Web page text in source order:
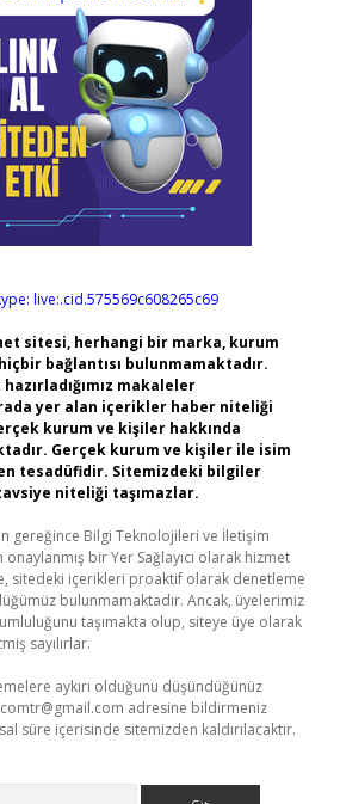
live:.cid.575569c608265c69
sitesi, herhangi bir marka, kurum
bağlantısı bulunmamaktadır.
makaleler
yer alan içerikler haber niteliği
kurum ve kişiler hakkında
Gerçek kurum ve kişiler ile isim
tesadüfidir. Sitemizdeki bilgiler
niteliği taşımazlar.
gereğince Bilgi Teknolojileri ve İletişim
onaylanmış bir Yer Sağlayıcı olarak hizmet
sitedeki içerikleri proaktif olarak denetleme
bulunmamaktadır. Ancak, üyelerimiz
taşımakta olup, siteye üye olarak
sayılırlar.
aykırı olduğunu düşündüğünüz
adresine bildirmeniz
süre içerisinde sitemizden kaldırılacaktır.